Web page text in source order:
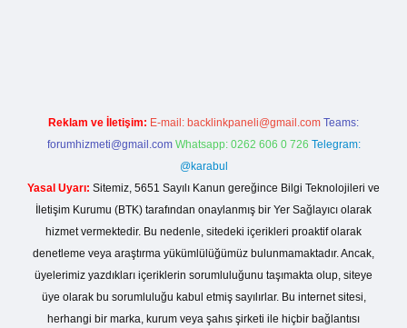
Reklam ve İletişim: E-mail: backlinkpaneli@gmail.com Teams:
forumhizmeti@gmail.com Whatsapp: 0262 606 0 726 Telegram:
@karabul
Yasal Uyarı: Sitemiz, 5651 Sayılı Kanun gereğince Bilgi Teknolojileri ve
İletişim Kurumu (BTK) tarafından onaylanmış bir Yer Sağlayıcı olarak
hizmet vermektedir. Bu nedenle, sitedeki içerikleri proaktif olarak
denetleme veya araştırma yükümlülüğümüz bulunmamaktadır. Ancak,
üyelerimiz yazdıkları içeriklerin sorumluluğunu taşımakta olup, siteye
üye olarak bu sorumluluğu kabul etmiş sayılırlar. Bu internet sitesi,
herhangi bir marka, kurum veya şahıs şirketi ile hiçbir bağlantısı